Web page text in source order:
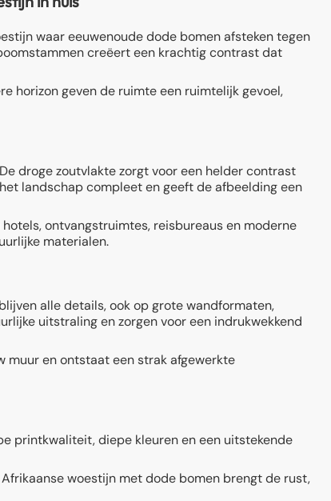
waar eeuwenoude dode bomen afsteken tegen
creëert een krachtig contrast dat
horizon geven de ruimte een ruimtelijk gevoel,
droge zoutvlakte zorgt voor een helder contrast
landschap compleet en geeft de afbeelding een
ontvangstruimtes, reisbureaus en moderne
materialen.
alle details, ook op grote wandformaten,
uitstraling en zorgen voor een indrukwekkend
en ontstaat een strak afgewerkte
printkwaliteit, diepe kleuren en een uitstekende
woestijn met dode bomen brengt de rust,